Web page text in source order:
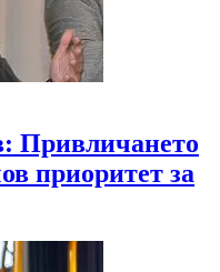
Привличането
приоритет за